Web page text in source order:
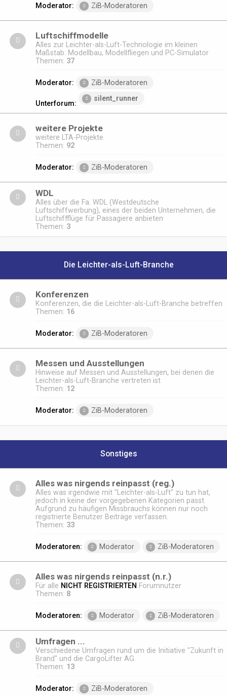
Moderator: ZiB-Moderatoren
Luftschiffmodelle
Alles zur Leichter-als-Luft-Technologie im kleinen
Maßstab: Modellbau, Modellfliegen und PC-Simulator
Themen: 37
Moderator: ZiB-Moderatoren
Unterforum:
silent_runner
weitere Projekte
weitere LTA-Projekte
Themen: 92
Moderator: ZiB-Moderatoren
WDL
Alles über die Fa. WDL (Westdeutsche
Luftschiffwerbung), eines der beiden Unternehmen, die
Luftschiffflüge für Passagiere anbieten
Themen: 3
Die Leichter-als-Luft-Branche
Konferenzen
Konferenzen, die die Leichter-als-Luft-Branche betreffen
Themen: 16
Moderator: ZiB-Moderatoren
Messen und Ausstellungen
Hinweise auf Messen und Ausstellungen, bei denen die
Leichter-als-Luft-Branche vertreten ist
Themen: 12
Moderator: ZiB-Moderatoren
Sonstiges
Alles was nirgends reinpasst (reg.)
Alles was irgendwie mit "Leichter-als-Luft" zu tun hat,
jedoch in keine der vorgegebenen Kategorien passt.
Aufgrund zu häufigen Missbrauchs können nur noch
registrierte Benutzer Beiträge verfassen.
Themen: 33
Moderatoren: Moderator ZiB-Moderatoren
Alles was nirgends reinpasst (n.r.)
Für alle NICHT REGISTRIERTEN Forumnutzer
Themen: 8
Moderatoren: Moderator ZiB-Moderatoren
Umfragen ...
Verschiedene Umfragen rund um die Initiative "Zukunft in
Brand" und die CargoLifter AG.
Themen: 13
Moderator: ZiB-Moderatoren